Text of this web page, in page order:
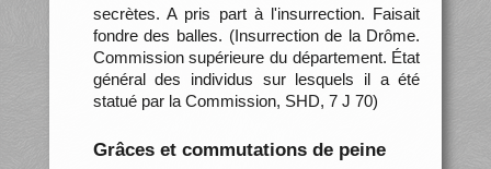
secrètes. A pris part à l'insurrection. Faisait
fondre des balles. (Insurrection de la Drôme.
Commission supérieure du département. État
général des individus sur lesquels il a été
statué par la Commission, SHD, 7 J 70)
Grâces et commutations de peine